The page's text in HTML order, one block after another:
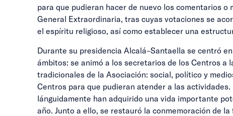
para que pudieran hacer de nuevo los comentarios
General Extraordinaria, tras cuyas votaciones se
el espíritu religioso, así como establecer una
Durante su presidencia Alcalá–Santaella se centró
ámbitos: se animó a los secretarios de los Centros a
tradicionales de la Asociación: social, político y
Centros para que pudieran atender a las
lánguidamente han adquirido una vida importante
año. Junto a ello, se restauró la conmemoración de